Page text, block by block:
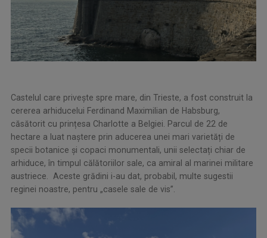
Castelul care privește spre mare, din Trieste, a fost construit la
cererea arhiducelui Ferdinand Maximilian de Habsburg,
căsătorit cu prințesa Charlotte a Belgiei. Parcul de 22 de
hectare a luat naștere prin aducerea unei mari varietăți de
specii botanice și copaci monumentali, unii selectați chiar de
arhiduce, în timpul călătoriilor sale, ca amiral al marinei militare
austriece. Aceste grădini i-au dat, probabil, multe sugestii
reginei noastre, pentru „casele sale de vis”.